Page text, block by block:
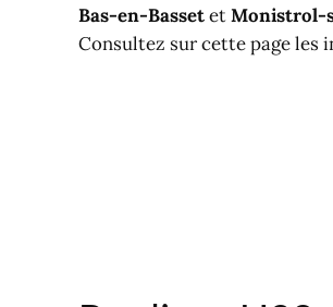
Bas-en-BassetetMonistrol-
Consultez sur cette page les